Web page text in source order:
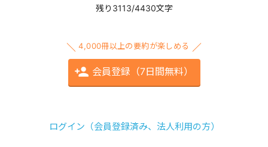
残り3113/4430文字
4,000冊以上の要約が楽しめる
会員登録（7日間無料）
ログイン（会員登録済み、法人利用の方）